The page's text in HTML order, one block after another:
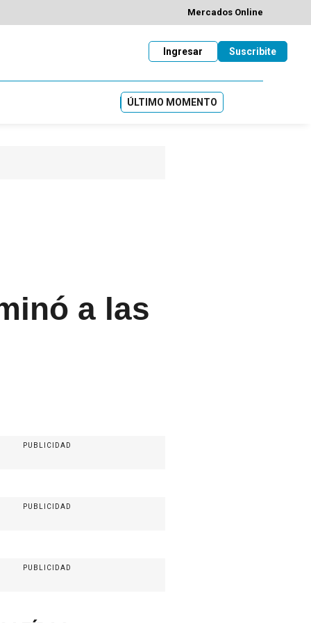
Mercados Online
Suscribite
Ingresar
ÚLTIMO MOMENTO
a las
PUBLICIDAD
PUBLICIDAD
PUBLICIDAD